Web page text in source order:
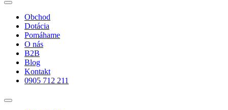
Obchod
Dotácia
Pomáhame
O nás
B2B
Blog
Kontakt
0905 712 211